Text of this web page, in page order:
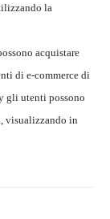
la
acquistare
di e-commerce di
gli utenti possono
visualizzando in